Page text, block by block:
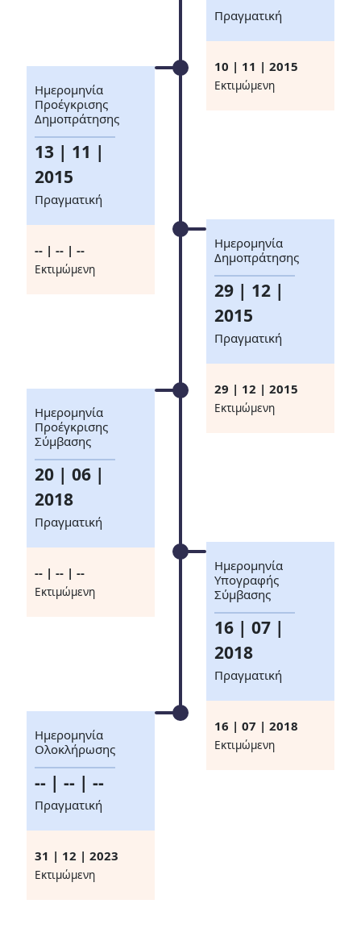
Πραγματική
10 | 11 | 2015
Eκτιμώμενη
Ημερομηνία
Προέγκρισης
Δημοπράτησης
13 | 11 |
2015
Πραγματική
-- | -- | --
Eκτιμώμενη
Ημερομηνία
Δημοπράτησης
29 | 12 |
2015
Πραγματική
29 | 12 | 2015
Eκτιμώμενη
Ημερομηνία
Προέγκρισης
Σύμβασης
20 | 06 |
2018
Πραγματική
-- | -- | --
Eκτιμώμενη
Ημερομηνία
Υπογραφής
Σύμβασης
16 | 07 |
2018
Πραγματική
16 | 07 | 2018
Eκτιμώμενη
Ημερομηνία
Ολοκλήρωσης
-- | -- | --
Πραγματική
31 | 12 | 2023
Eκτιμώμενη